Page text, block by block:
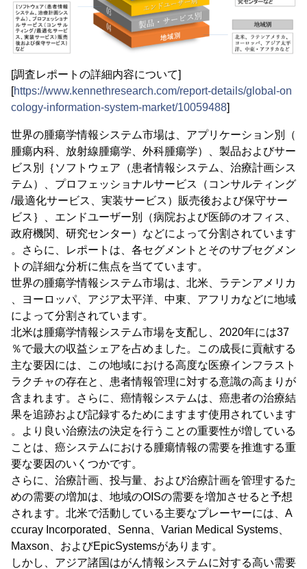
[調査レポートの詳細内容について]
[https://www.kennethresearch.com/report-details/global-on
cology-information-system-market/10059488]
世界の腫瘍学情報システム市場は、アプリケーション別（
腫瘍内科、放射線腫瘍学、外科腫瘍学）、製品およびサー
ビス別｛ソフトウェア（患者情報システム、治療計画シス
テム）、プロフェッショナルサービス（コンサルティング
/最適化サービス、実装サービス）販売後および保守サー
ビス｝、エンドユーザー別（病院および医師のオフィス、
政府機関、研究センター）などによって分割されています
。さらに、レポートは、各セグメントとそのサブセグメン
トの詳細な分析に焦点を当てています。
世界の腫瘍学情報システム市場は、北米、ラテンアメリカ
、ヨーロッパ、アジア太平洋、中東、アフリカなどに地域
によって分割されています。
北米は腫瘍学情報システム市場を支配し、2020年には37
％で最大の収益シェアを占めました。この成長に貢献する
主な要因には、この地域における高度な医療インフラスト
ラクチャの存在と、患者情報管理に対する意識の高まりが
含まれます。さらに、癌情報システムは、癌患者の治療結
果を追跡および記録するためにますます使用されています
。より良い治療法の決定を行うことの重要性が増している
ことは、癌システムにおける腫瘍情報の需要を推進する重
要な要因のいくつかです。
さらに、治療計画、投与量、および治療計画を管理するた
めの需要の増加は、地域のOISの需要を増加させると予想
されます。北米で活動している主要なプレーヤーには、A
ccuray Incorporated、Senna、Varian Medical Systems、
Maxson、およびEpicSystemsがあります。
しかし、アジア諸国はがん情報システムに対する高い需要